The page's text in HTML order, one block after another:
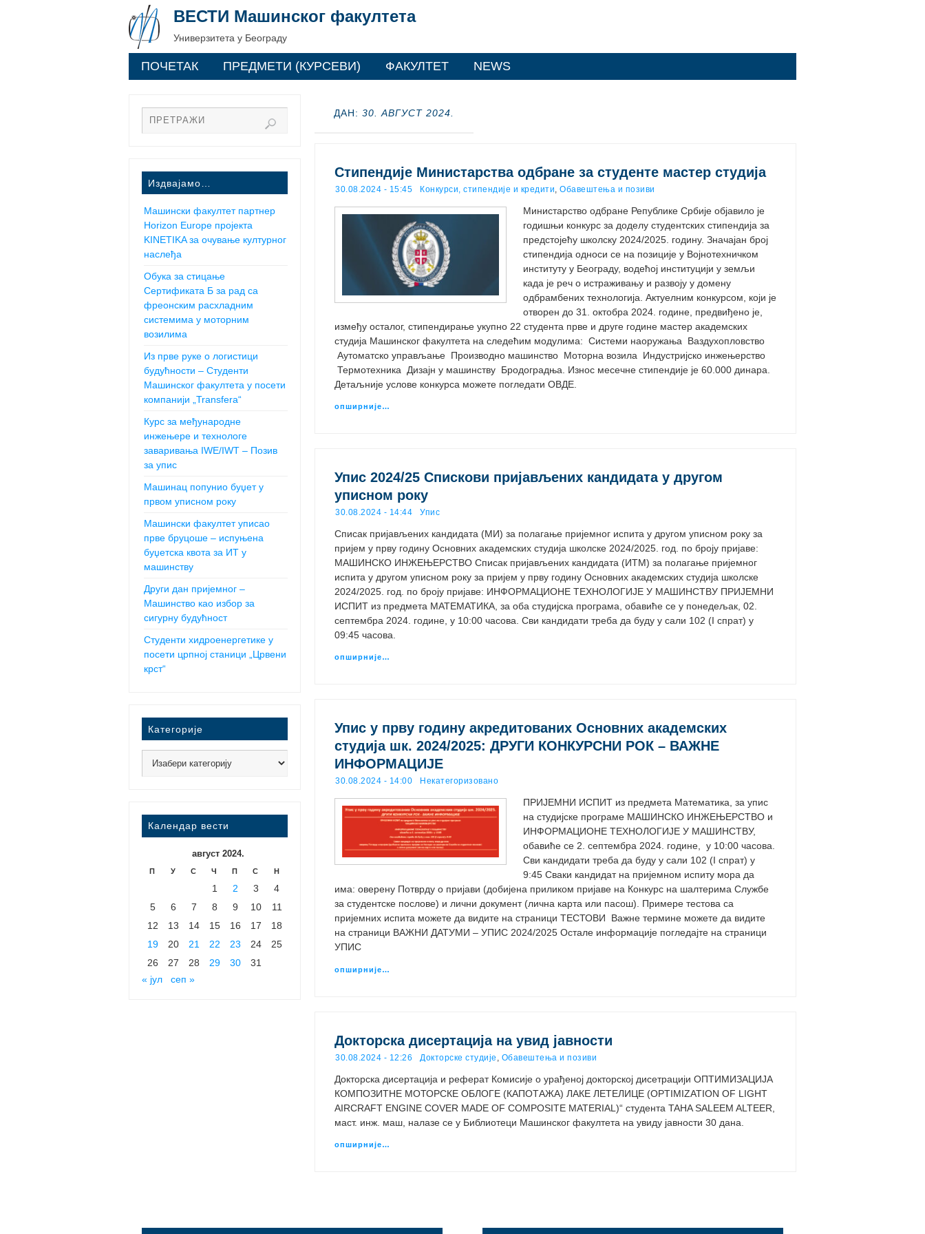
ВЕСТИ Машинског факултета
Универзитета у Београду
ПОЧЕТАК ПРЕДМЕТИ (КУРСЕВИ) ФАКУЛТЕТ NEWS
ДАН: 30. АВГУСТ 2024.
Стипендије Министарства одбране за студенте мастер студија
30.08.2024 - 15:45 Конкурси, стипендије и кредити, Обавештења и позиви
Министарство одбране Републике Србије објавило је
годишњи конкурс за доделу студентских стипендија за
предстојећу школску 2024/2025. годину. Значајан број
стипендија односи се на позиције у Војнотехничком
институту у Београду, водећој институцији у земљи
када је реч о истраживању и развоју у домену
одбрамбених технологија. Актуелним конкурсом, који је
отворен до 31. октобра 2024. године, предвиђено је,
између осталог, стипендирање укупно 22 студента прве и друге године мастер академских
студија Машинског факултета на следећим модулима: Системи наоружања Ваздухопловство
Аутоматско управљање Производно машинство Моторна возила Индустријско инжењерство
Термотехника Дизајн у машинству Бродоградња. Износ месечне стипендије је 60.000 динара.
Детаљније услове конкурса можете погледати ОВДЕ.
опширније…
Упис 2024/25 Спискови пријављених кандидата у другом
уписном року
30.08.2024 - 14:44 Упис
Списак пријављених кандидата (МИ) за полагање пријемног испита у другом уписном року за
пријем у прву годину Основних академских студија школске 2024/2025. год. по броју пријаве:
МАШИНСКО ИНЖЕЊЕРСТВО Списак пријављених кандидата (ИТМ) за полагање пријемног
испита у другом уписном року за пријем у прву годину Основних академских студија школске
2024/2025. год. по броју пријаве: ИНФОРМАЦИОНЕ ТЕХНОЛОГИЈЕ У МАШИНСТВУ ПРИЈЕМНИ
ИСПИТ из предмета МАТЕМАТИКА, за оба студијска програма, обавиће се у понедељак, 02.
септембра 2024. године, у 10:00 часова. Сви кандидати треба да буду у сали 102 (I спрат) у
09:45 часова.
опширније…
Упис у прву годину акредитованих Основних академских
студија шк. 2024/2025: ДРУГИ КОНКУРСНИ РОК – ВАЖНЕ
ИНФОРМАЦИЈЕ
30.08.2024 - 14:00 Некатегоризовано
ПРИЈЕМНИ ИСПИТ из предмета Математика, за упис
на студијске програме МАШИНСКО ИНЖЕЊЕРСТВО и
ИНФОРМАЦИОНЕ ТЕХНОЛОГИЈЕ У МАШИНСТВУ,
обавиће се 2. септембра 2024. године, у 10:00 часова.
Сви кандидати треба да буду у сали 102 (I спрат) у
9:45 Сваки кандидат на пријемном испиту мора да
има: оверену Потврду о пријави (добијена приликом пријаве на Конкурс на шалтерима Службе
за студентске послове) и лични документ (лична карта или пасош). Примере тестова са
пријемних испита можете да видите на страници ТЕСТОВИ Важне термине можете да видите
на страници ВАЖНИ ДАТУМИ – УПИС 2024/2025 Остале информације погледајте на страници
УПИС
опширније…
Докторска дисертација на увид јавности
30.08.2024 - 12:26 Докторске студије Обавештења и позиви
Докторска дисертација и реферат Комисије о урађеној докторској дисетрацији ОПТИМИЗАЦИЈА
КОМПОЗИТНЕ МОТОРСКЕ ОБЛОГЕ (КАПОТАЖА) ЛАКЕ ЛЕТЕЛИЦЕ (OPTIMIZATION OF LIGHT
AIRCRAFT ENGINE COVER MADE OF COMPOSITE MATERIAL)“ студента TAHA SALEEM ALTEER,
маст. инж. маш, налазе се у Библиотеци Машинског факултета на увиду јавности 30 дана.
опширније…
Издвајамо…
Машински факултет партнер
Horizon Europe пројекта
KINETIKA за очување културног
наслеђа
Обука за стицање
Сертификата Б за рад са
фреонским расхладним
системима у моторним
возилима
Из прве руке о логистици
будућности – Студенти
Машинског факултета у посети
компанији „Transfera“
Курс за међународне
инжењере и технологе
заваривања IWE/IWT – Позив
за упис
Машинац попунио буџет у
првом уписном року
Машински факултет уписао
прве бруцоше – испуњена
буџетска квота за ИТ у
машинству
Други дан пријемног –
Машинство као избор за
сигурну будућност
Студенти хидроенергетике у
посети црпној станици „Црвени
крст“
Категорије
Календар вести
август 2024.
П У С Ч П С Н
1 2 3
4
5
6 7 8 9 10
11
12
13 14 15 16 17
18
19
20 21 22 23 24
25
26
27 28 29 30
31
« јул
сеп »